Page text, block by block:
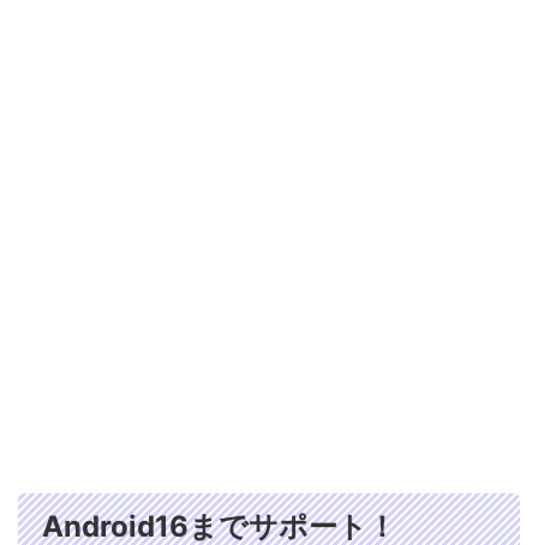
Android16までサポート！